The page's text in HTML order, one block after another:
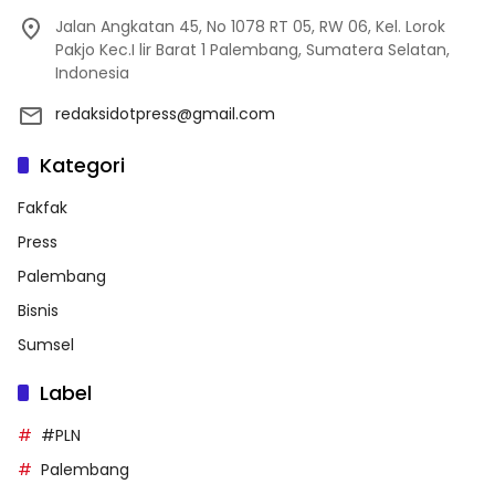
Jalan Angkatan 45, No 1078 RT 05, RW 06, Kel. Lorok
Pakjo Kec.I lir Barat 1 Palembang, Sumatera Selatan,
Indonesia
redaksidotpress@gmail.com
Kategori
Fakfak
Press
Palembang
Bisnis
Sumsel
Label
#PLN
Palembang